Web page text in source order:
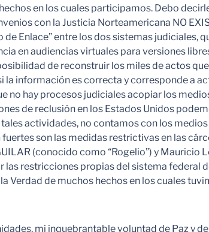
en los cuales participamos. Debo
con la Justicia Norteamericana NO
Enlace” entre los dos sistemas
en audiencias virtuales para versiones
de reconstruir los miles de actos
información es correcta y corresponde a
no hay procesos judiciales acopiar los
de reclusión en los Estados Unidos
actividades, no contamos con los
son las medidas restrictivas en las
(conocido como “Rogelio”) y Mauricio
restricciones propias del sistema federal
Verdad de muchos hechos en los cuales
mi inquebrantable voluntad de Paz y